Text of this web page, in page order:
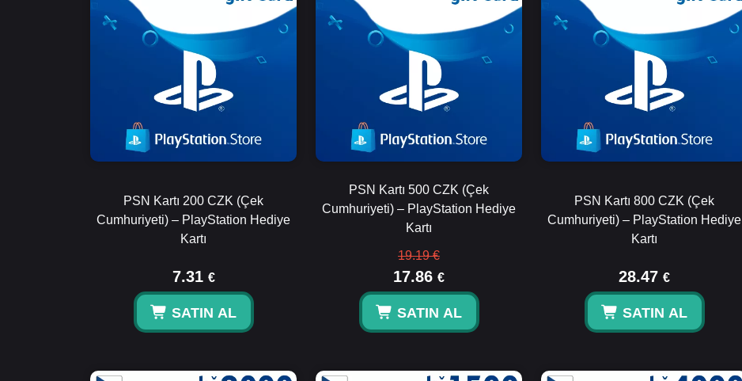
PSN Kartı 200 CZK (Çek
Cumhuriyeti) – PlayStation Hediye
Kartı
7.31 €
SATIN AL
PSN Kartı 500 CZK (Çek
Cumhuriyeti) – PlayStation Hediye
Kartı
19.19 €
17.86 €
SATIN AL
PSN Kartı 800 CZK (Çek
Cumhuriyeti) – PlayStation Hediye
Kartı
28.47 €
SATIN AL